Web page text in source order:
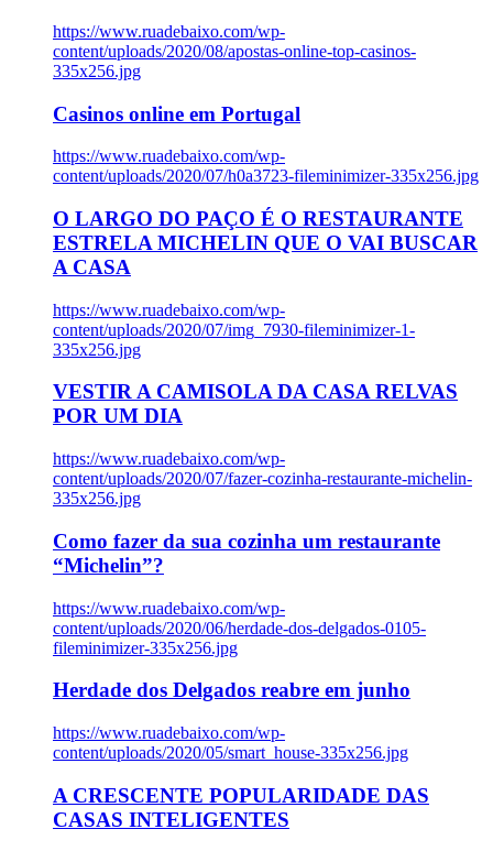
https://www.ruadebaixo.com/wp-
content/uploads/2020/08/apostas-online-top-casinos-
335x256.jpg
Casinos online em Portugal
https://www.ruadebaixo.com/wp-
content/uploads/2020/07/h0a3723-fileminimizer-335x256.jpg
O LARGO DO PAÇO É O RESTAURANTE
ESTRELA MICHELIN QUE O VAI BUSCAR
A CASA
https://www.ruadebaixo.com/wp-
content/uploads/2020/07/img_7930-fileminimizer-1-
335x256.jpg
VESTIR A CAMISOLA DA CASA RELVAS
POR UM DIA
https://www.ruadebaixo.com/wp-
content/uploads/2020/07/fazer-cozinha-restaurante-michelin-
335x256.jpg
Como fazer da sua cozinha um restaurante
“Michelin”?
https://www.ruadebaixo.com/wp-
content/uploads/2020/06/herdade-dos-delgados-0105-
fileminimizer-335x256.jpg
Herdade dos Delgados reabre em junho
https://www.ruadebaixo.com/wp-
content/uploads/2020/05/smart_house-335x256.jpg
A CRESCENTE POPULARIDADE DAS
CASAS INTELIGENTES